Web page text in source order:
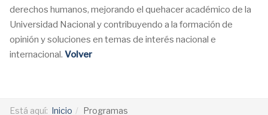
derechos humanos, mejorando el quehacer académico de la
Universidad Nacional y contribuyendo a la formación de
opinión y soluciones en temas de interés nacional e
internacional. Volver
Está aquí: Inicio Programas